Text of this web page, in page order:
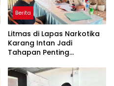
Berita
Litmas di Lapas Narkotika
Karang Intan Jadi
Tahapan Penting
Integrasi Warga Binaan